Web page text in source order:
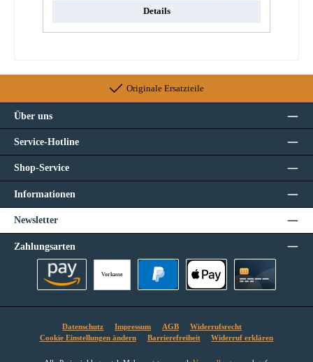
Details
Originale Ersatzteile
Über uns
Service-Hotline
Shop-Service
Informationen
Newsletter
Zahlungsarten
Vorkasse
Datenschutz Impressum AGB
Widerrufsrecht
Cookie Einstellungen ändern
Barrierefreiheit Widerruf erklären